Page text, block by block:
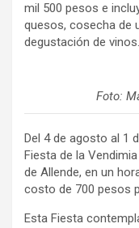
mil 500 pesos e
quesos, cosecha de
degustación de vinos.
Foto:
Del 4 de agosto al 1
Fiesta de la
de Allende, en un
costo de 700 pesos
Esta Fiesta